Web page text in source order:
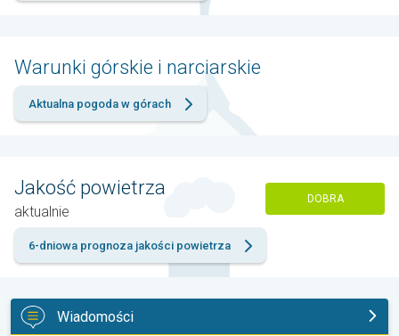
Warunki górskie i narciarskie
Aktualna pogoda w górach
Jakość powietrza
aktualnie
DOBRA
6-dniowa prognoza jakości powietrza
Wiadomości